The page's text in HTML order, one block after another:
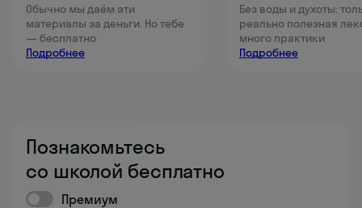
Обычно мы даём эти
материалы за деньги. Но тебе
— бесплатно
Подробнее
Без воды и духоты:
реально полезная
много практики
Подробнее
Познакомьтесь
со школой бесплатно
Премиум